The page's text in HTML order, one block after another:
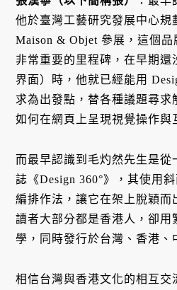
他於臺灣工藝研究發展中心規
Maison & Objet 參展，這個
非常重要的里程碑，在早期
界面）時，他就已經能用
求為出發點，替各種議題尋求
如何在網頁上呈現視覺操作與
而最早認識到毛灼然先生是從
誌《Design 360°》，其使用
編排作法，讓它在架上脫穎而
讀者大部分都是香港人，卻用
學，同時發行於台灣、香港、
相信台灣與香港文化的相互交